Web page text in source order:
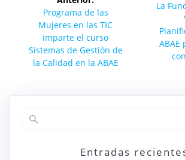
entradas
Entrada
anterior:
Programa de las
Mujeres en las TIC
imparte el curso
Sistemas de Gestión de
la Calidad en la ABAE
La
Entradas